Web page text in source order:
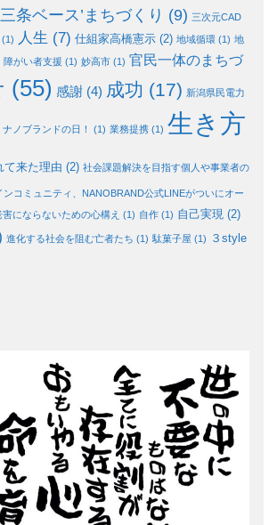
三条ベース’まちづくり (9) 三次元CAD
(1) 人生 (7) 仕組家高橋憲示 (2) 地域循環 (1) 地
障がい者支援 (1) 妙高市 (1) 官民一体のまちづ
(55) 感謝 (4) 成功 (17) 新潟県民電力
ノブランドの日！ (1) 業務提携 (1) 生き方
て来た理由 (2) 社会課題解決を目指す個人や事業者の
コミュニティ、NANOBRAND公式LINEがついにオー
害にならないための心構え (1) 自作 (1) 自己実現 (2)
進化する社会を阻む亡者たち (1) 駄菓子屋 (1)
３style